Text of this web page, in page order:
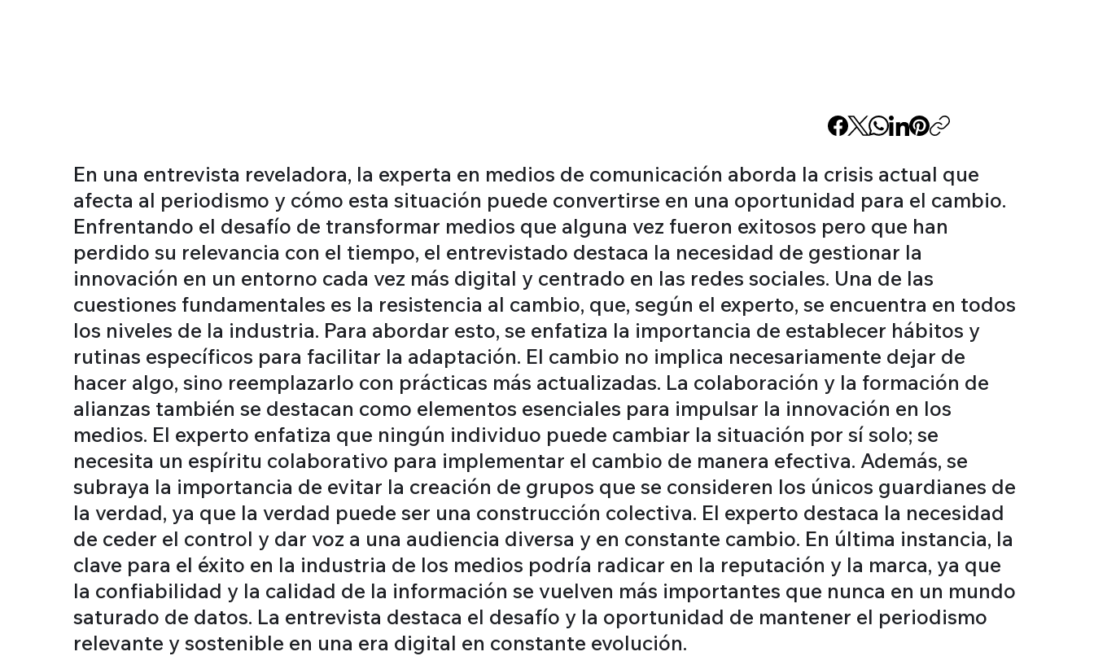
En una entrevista reveladora, la experta en medios de comunicación aborda la crisis actual que
afecta al periodismo y cómo esta situación puede convertirse en una oportunidad para el cambio.
Enfrentando el desafío de transformar medios que alguna vez fueron exitosos pero que han
perdido su relevancia con el tiempo, el entrevistado destaca la necesidad de gestionar la
innovación en un entorno cada vez más digital y centrado en las redes sociales. Una de las
cuestiones fundamentales es la resistencia al cambio, que, según el experto, se encuentra en todos
los niveles de la industria. Para abordar esto, se enfatiza la importancia de establecer hábitos y
rutinas específicos para facilitar la adaptación. El cambio no implica necesariamente dejar de
hacer algo, sino reemplazarlo con prácticas más actualizadas. La colaboración y la formación de
alianzas también se destacan como elementos esenciales para impulsar la innovación en los
medios. El experto enfatiza que ningún individuo puede cambiar la situación por sí solo; se
necesita un espíritu colaborativo para implementar el cambio de manera efectiva. Además, se
subraya la importancia de evitar la creación de grupos que se consideren los únicos guardianes de
la verdad, ya que la verdad puede ser una construcción colectiva. El experto destaca la necesidad
de ceder el control y dar voz a una audiencia diversa y en constante cambio. En última instancia, la
clave para el éxito en la industria de los medios podría radicar en la reputación y la marca, ya que
la confiabilidad y la calidad de la información se vuelven más importantes que nunca en un mundo
saturado de datos. La entrevista destaca el desafío y la oportunidad de mantener el periodismo
relevante y sostenible en una era digital en constante evolución.